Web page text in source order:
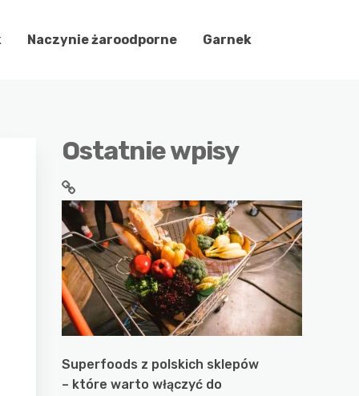
Naczynie żaroodporne Garnek
Ostatnie wpisy
Superfoods z polskich sklepów
– które warto włączyć do